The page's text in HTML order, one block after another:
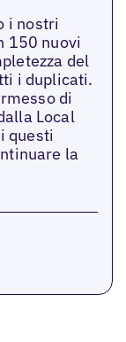
i nostri
150 nuovi
del
i duplicati.
di
Local
questi
la